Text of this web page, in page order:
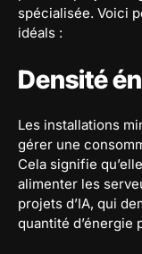
spécialisée. Voici
idéals :
Densité
Les installations
gérer une
Cela signifie
alimenter les
projets d’IA, qui
quantité d’énergie